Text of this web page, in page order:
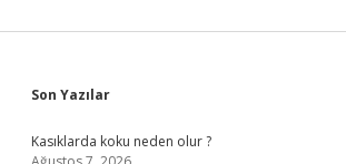
Sidebar
Son Yazılar
Kasıklarda koku neden olur ?